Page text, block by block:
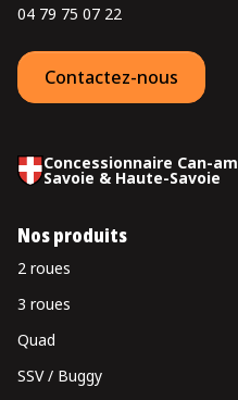
04 79 75 07 22
Contactez-nous
Concessionnaire Can-
Savoie & Haute-Savoie
Nos produits
2 roues
3 roues
Quad
SSV / Buggy